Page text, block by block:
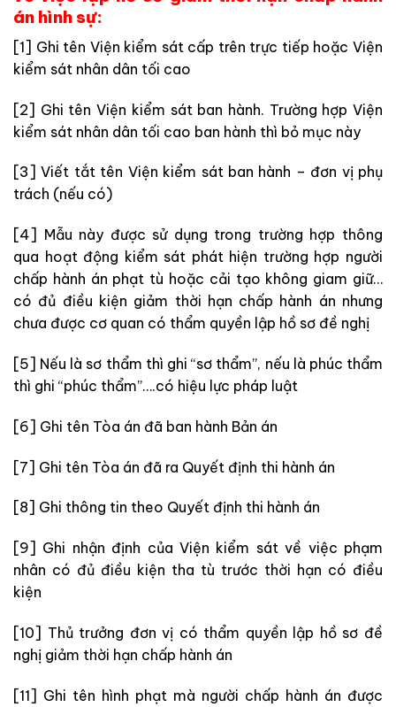
án hình sự:
[1] Ghi tên Viện kiểm sát cấp trên trực tiếp hoặc Viện
kiểm sát nhân dân tối cao
[2] Ghi tên Viện kiểm sát ban hành. Trường hợp Viện
kiểm sát nhân dân tối cao ban hành thì bỏ mục này
[3] Viết tắt tên Viện kiểm sát ban hành – đơn vị phụ
trách (nếu có)
[4] Mẫu này được sử dụng trong trường hợp thông
qua hoạt động kiểm sát phát hiện trường hợp người
chấp hành án phạt tù hoặc cải tạo không giam giữ…
có đủ điều kiện giảm thời hạn chấp hành án nhưng
chưa được cơ quan có thẩm quyền lập hồ sơ đề nghị
[5] Nếu là sơ thẩm thì ghi “sơ thẩm”, nếu là phúc thẩm
thì ghi “phúc thẩm”….có hiệu lực pháp luật
[6] Ghi tên Tòa án đã ban hành Bản án
[7] Ghi tên Tòa án đã ra Quyết định thi hành án
[8] Ghi thông tin theo Quyết định thi hành án
[9] Ghi nhận định của Viện kiểm sát về việc phạm
nhân có đủ điều kiện tha tù trước thời hạn có điều
kiện
[10] Thủ trưởng đơn vị có thẩm quyền lập hồ sơ đề
nghị giảm thời hạn chấp hành án
[11] Ghi tên hình phạt mà người chấp hành án được